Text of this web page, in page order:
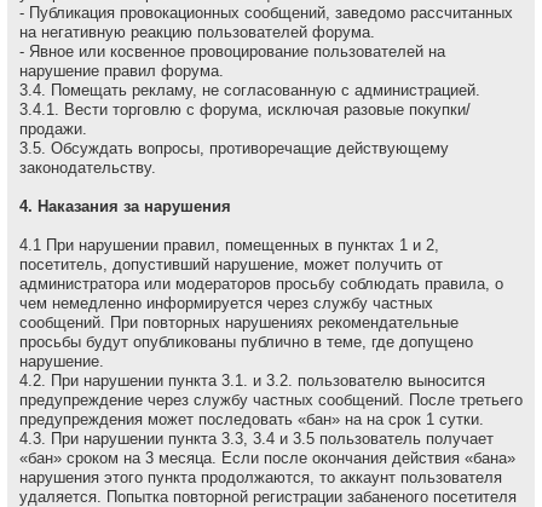
- Публикация провокационных сообщений, заведомо рассчитанных
на негативную реакцию пользователей форума.
- Явное или косвенное провоцирование пользователей на
нарушение правил форума.
3.4. Помещать рекламу, не согласованную с администрацией.
3.4.1. Вести торговлю с форума, исключая разовые покупки/
продажи.
3.5. Обсуждать вопpосы, пpотивоpечащие действующему
законодательству.
4. Наказания за нарушения
4.1 Пpи наpушении пpавил, помещенных в пунктах 1 и 2,
посетитель, допустивший наpушение, может получить от
администратора или модераторов просьбу соблюдать правила, о
чем немедленно инфоpмиpуется через службу частных
сообщений. При повторных нарушениях рекомендательные
просьбы будут опубликованы публично в теме, где допущено
нарушение.
4.2. При нарушении пункта 3.1. и 3.2. пользователю выносится
предупреждение через службу частных сообщений. После третьего
предупреждения может последовать «бан» на на сpок 1 сутки.
4.3. При нарушении пункта 3.3, 3.4 и 3.5 пользователь получает
«бан» сроком на 3 месяца. Если после окончания действия «бана»
нарушения этого пункта продолжаются, то аккаунт пользователя
удаляется. Попытка повторной регистрации забаненого посетителя